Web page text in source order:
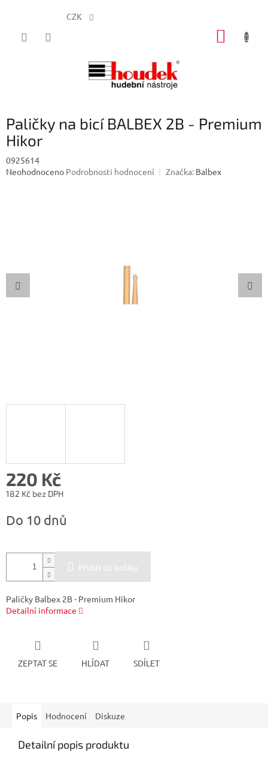
CZK
Paličky na bicí BALBEX 2B - Premium
Hikor
0925614
Průměrné
Neohodnoceno Podrobnosti hodnocení Značka: Balbex
220 Kč
182 Kč bez DPH
cena:
Do 10 dnů
Přidat do košíku
Paličky Balbex 2B - Premium Hikor
Detailní informace
ZEPTAT SE HLÍDAT SDÍLET
Popis Hodnocení Diskuze
Detailní popis produktu